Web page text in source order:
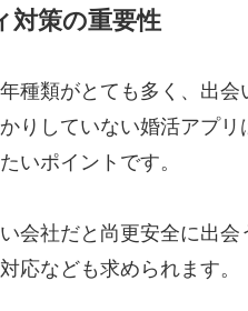
対策の重要性
種類がとても多く、出
りしていない婚活アプ
いポイントです。
会社だと尚更安全に出
応なども求められます。